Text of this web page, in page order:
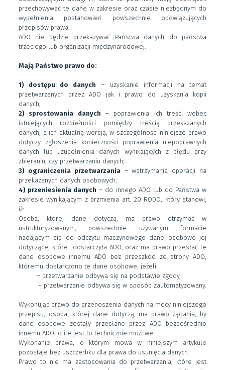
przechowywać te dane w zakresie oraz czasie niezbędnym do
wypełnienia postanowień powszechnie obowiązujących
przepisów prawa.
ADO nie będzie przekazywać Państwa danych do państwa
trzeciego lub organizacji międzynarodowej.
Mają Państwo prawo do:
1) dostępu do danych – uzyskanie informacji na temat
przetwarzanych przez ADO jak i prawo do uzyskania kopii
danych;
2) sprostowania danych – poprawienia ich treści wobec
istniejących rozbieżności pomiędzy treścią przekazanych
danych, a ich aktualną wersją, w szczególności niniejsze prawo
dotyczy zgłoszenia konieczności poprawienia niepoprawnych
danych lub uzupełnienia danych wynikających z błędu przy
zbieraniu, czy przetwarzaniu danych;
3) ograniczenia przetwarzania– wstrzymania operacji na
przekazanych danych osobowych;
4) przeniesienia danych – do innego ADO lub do Państwa w
zakresie wynikającym z brzmienia art. 20 RODO, który stanowi,
iż:
Osoba, której dane dotyczą, ma prawo otrzymać w
ustrukturyzowanym, powszechnie używanym formacie
nadającym się do odczytu maszynowego dane osobowe jej
dotyczące, które dostarczyła ADO, oraz ma prawo przesłać te
dane osobowe innemu ADO bez przeszkód ze strony ADO,
któremu dostarczono te dane osobowe, jeżeli:
– przetwarzanie odbywa się na podstawie zgody,
– przetwarzanie odbywa się w sposób zautomatyzowany.
Wykonując prawo do przenoszenia danych na mocy niniejszego
przepisu, osoba, której dane dotyczą, ma prawo żądania, by
dane osobowe zostały przesłane przez ADO bezpośrednio
innemu ADO, o ile jest to technicznie możliwe.
Wykonanie prawa, o którym mowa w niniejszym artykule
pozostaje bez uszczerbku dla prawa do usunięcia danych.
Prawo to nie ma zastosowania do przetwarzania, które jest